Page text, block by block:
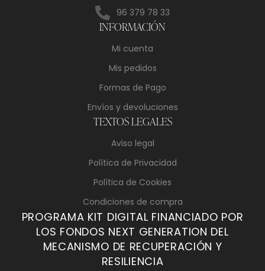
96 379 78 33
INFORMACIÓN
Mi cuenta
Mis pedidos
Formas de Pago
Envíos y devoluciones
TEXTOS LEGALES
Aviso legal
Política de Privacidad
Política de Cookies
Condiciones de compra
PROGRAMA KIT DIGITAL FINANCIADO POR
LOS FONDOS NEXT GENERATION DEL
MECANISMO DE RECUPERACIÓN Y
RESILIENCIA